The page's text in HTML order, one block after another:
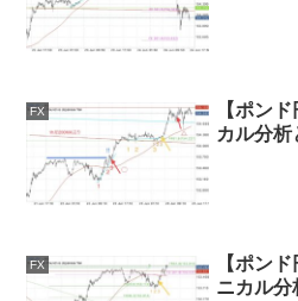
FX
【ポン
カル分析
FX
【ポン
ニカル分